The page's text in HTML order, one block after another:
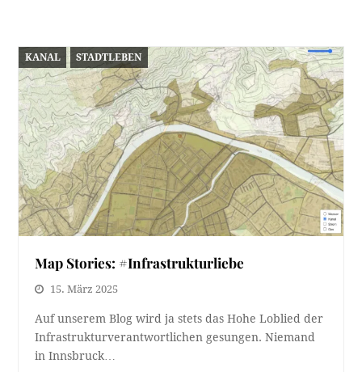
KANAL STADTLEBEN
Map Stories: #Infrastrukturliebe
15. März 2025
Auf unserem Blog wird ja stets das Hohe Loblied der
Infrastrukturverantwortlichen gesungen. Niemand
in Innsbruck…